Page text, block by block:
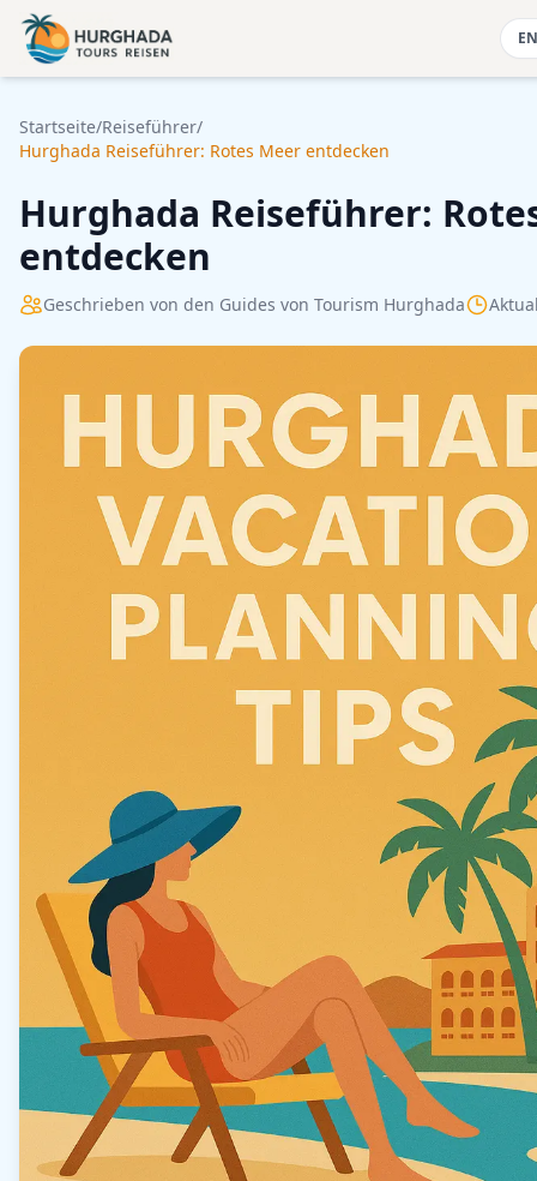
Zum Inhalt springen
EN
Startseite/Reiseführer/
Hurghada Reiseführer: Rotes Meer entdecken
Hurghada Reiseführer:
entdecken
Geschrieben von den Guides von Tourism Hurghada